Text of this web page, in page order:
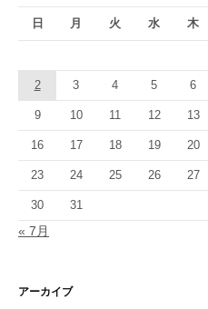
日 月 火 水 木
2 3 4 5 6
9 10 11 12 13
16 17 18 19 20
23 24 25 26 27
30 31
« 7月
アーカイブ